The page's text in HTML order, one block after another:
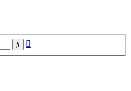
Suche